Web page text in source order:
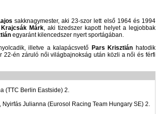
sakknagymester, aki 23-szor lett első 1964 és 1994
Krajcsák Márk, aki tizedszer kapott helyet a legjobbak
egyaránt kilencedszer nyert sportágában.
illetve a kalapácsvető Pars Krisztián hatodik
22-én záruló női világbajnokság után közli a női és férfi
(TTC Berlin Eastside) 2.
Julianna (Eurosol Racing Team Hungary SE) 2.